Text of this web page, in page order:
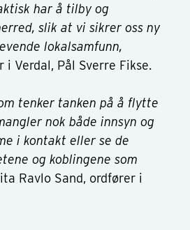
har å tilby og
slik at vi sikrer oss ny
lokalsamfunn,
Verdal, Pål Sverre Fikse.
tenker tanken på å flytte
nok både innsyn og
i kontakt eller se de
og koblingene som
Ravlo Sand, ordfører i